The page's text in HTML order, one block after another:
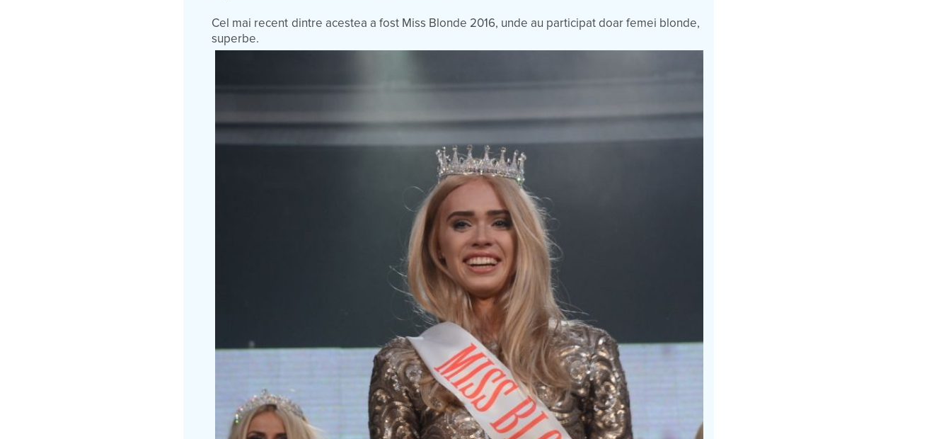
Cel mai recent dintre acestea a fost Miss Blonde 2016, unde au participat doar femei blonde,
superbe.